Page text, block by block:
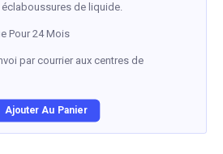
de liquide.
Pour 24 Mois
par courrier aux centres de
Ajouter Au Panier